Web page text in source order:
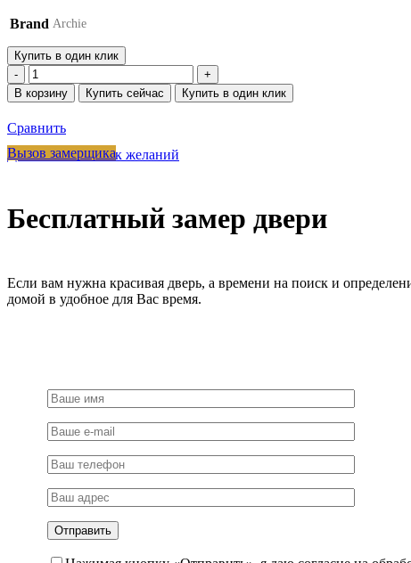
Brand Archie
Купить в один клик
Количество
товара
Archie
никель
(H)
В корзину Купить сейчас Купить в один клик
Сравнить
Добавить в список желаний
Вызов замерщика
Бесплатный замер двери
Если вам нужна красивая дверь, а времени на поиск и
домой в удобное для Вас время.